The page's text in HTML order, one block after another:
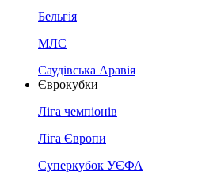
Бельгія
МЛС
Саудівська Аравія
Єврокубки
Ліга чемпіонів
Ліга Європи
Суперкубок УЄФА